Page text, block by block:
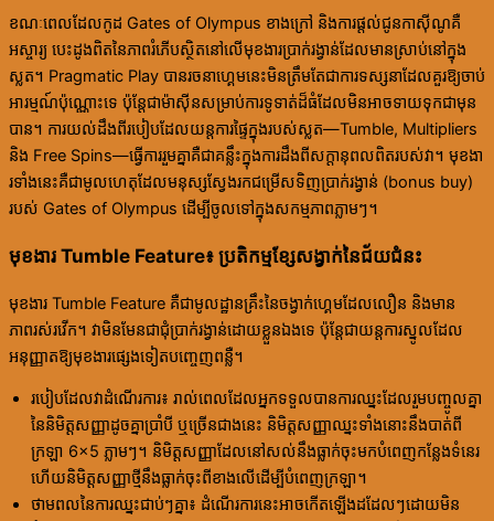
ខណៈពេលដែលកូដ Gates of Olympus ខាងក្រៅ និងការផ្តល់ជូនកាស៊ីណូគឺ
អស្ចារ្យ បេះដូងពិតនៃភាពរំភើបស្ថិតនៅលើមុខងារប្រាក់រង្វាន់ដែលមានស្រាប់នៅក្នុង
ស្លត។ Pragmatic Play បានរចនាហ្គេមនេះមិនត្រឹមតែជាការទស្សនាដែលគួរឱ្យចាប់
អារម្មណ៍ប៉ុណ្ណោះទេ ប៉ុន្តែជាម៉ាស៊ីនសម្រាប់ការទូទាត់ដ៏ធំដែលមិនអាចទាយទុកជាមុន
បាន។ ការយល់ដឹងពីរបៀបដែលយន្តការផ្ទៃក្នុងរបស់ស្លត—Tumble, Multipliers
និង Free Spins—ធ្វើការរួមគ្នាគឺជាគន្លឹះក្នុងការដឹងពីសក្តានុពលពិតរបស់វា។ មុខងា
រទាំងនេះគឺជាមូលហេតុដែលមនុស្សស្វែងរកជម្រើសទិញប្រាក់រង្វាន់ (bonus buy)
របស់ Gates of Olympus ដើម្បីចូលទៅក្នុងសកម្មភាពភ្លាមៗ។
មុខងារ Tumble Feature៖ ប្រតិកម្មខ្សែសង្វាក់នៃជ័យជំនះ
មុខងារ Tumble Feature គឺជាមូលដ្ឋានគ្រឹះនៃចង្វាក់ហ្គេមដែលលឿន និងមាន
ភាពរស់រវើក។ វាមិនមែនជាជុំប្រាក់រង្វាន់ដោយខ្លួនឯងទេ ប៉ុន្តែជាយន្តការស្នូលដែល
អនុញ្ញាតឱ្យមុខងារផ្សេងទៀតបញ្ចេញពន្លឺ។
របៀបដែលវាដំណើរការ៖ រាល់ពេលដែលអ្នកទទួលបានការឈ្នះដែលរួមបញ្ចូលគ្នា
នៃនិមិត្តសញ្ញាដូចគ្នាប្រាំបី ឬច្រើនជាងនេះ និមិត្តសញ្ញាឈ្នះទាំងនោះនឹងបាត់ពី
ក្រឡា 6×5 ភ្លាមៗ។ និមិត្តសញ្ញាដែលនៅសល់នឹងធ្លាក់ចុះមកបំពេញកន្លែងទំនេរ
ហើយនិមិត្តសញ្ញាថ្មីនឹងធ្លាក់ចុះពីខាងលើដើម្បីបំពេញក្រឡា។
ថាមពលនៃការឈ្នះជាប់ៗគ្នា៖ ដំណើរការនេះអាចកើតឡើងដដែលៗដោយមិន